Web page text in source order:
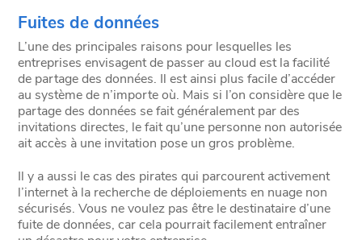
Fuites de données
L’une des principales raisons pour lesquelles les
entreprises envisagent de passer au cloud est la facilité
de partage des données. Il est ainsi plus facile d’accéder
au système de n’importe où. Mais si l’on considère que le
partage des données se fait généralement par des
invitations directes, le fait qu’une personne non autorisée
ait accès à une invitation pose un gros problème.
Il y a aussi le cas des pirates qui parcourent activement
l’internet à la recherche de déploiements en nuage non
sécurisés. Vous ne voulez pas être le destinataire d’une
fuite de données, car cela pourrait facilement entraîner